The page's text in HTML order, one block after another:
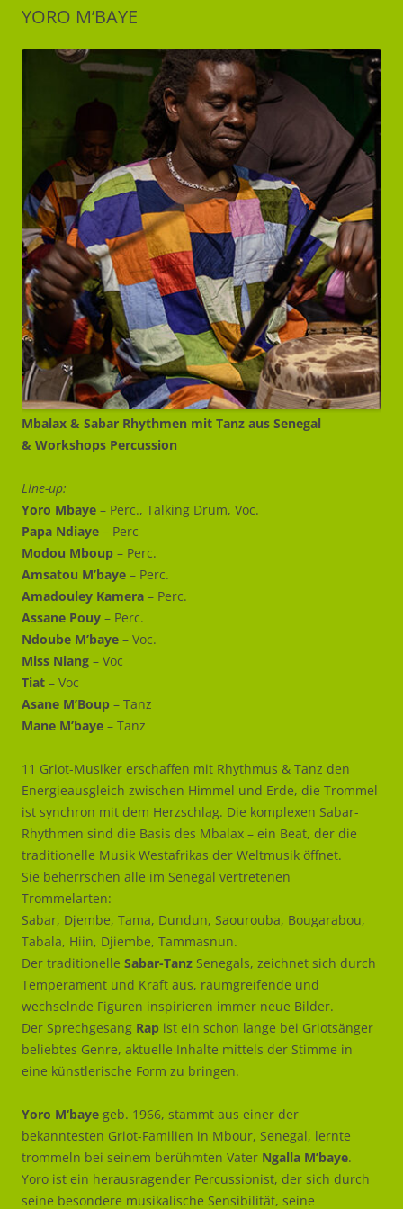
YORO M’BAYE
Mbalax & Sabar Rhythmen mit Tanz aus Senegal
& Workshops Percussion
LIne-up:
Yoro Mbaye – Perc., Talking Drum, Voc.
Papa Ndiaye – Perc
Modou Mboup – Perc.
Amsatou M’baye – Perc.
Amadouley Kamera – Perc.
Assane Pouy – Perc.
Ndoube M’baye – Voc.
Miss Niang – Voc
Tiat – Voc
Asane M’Boup – Tanz
Mane M’baye – Tanz
11 Griot-Musiker erschaffen mit Rhythmus & Tanz den
Energieausgleich zwischen Himmel und Erde, die Trommel
ist synchron mit dem Herzschlag. Die komplexen Sabar-
Rhythmen sind die Basis des Mbalax – ein Beat, der die
traditionelle Musik Westafrikas der Weltmusik öffnet.
Sie beherrschen alle im Senegal vertretenen
Trommelarten:
Sabar, Djembe, Tama, Dundun, Saourouba, Bougarabou,
Tabala, Hiin, Djiembe, Tammasnun.
Der traditionelle Sabar-Tanz Senegals, zeichnet sich durch
Temperament und Kraft aus, raumgreifende und
wechselnde Figuren inspirieren immer neue Bilder.
Der Sprechgesang Rap ist ein schon lange bei Griotsänger
beliebtes Genre, aktuelle Inhalte mittels der Stimme in
eine künstlerische Form zu bringen.
Yoro M‘baye geb. 1966, stammt aus einer der
bekanntesten Griot-Familien in Mbour, Senegal, lernte
trommeln bei seinem berühmten Vater Ngalla M’baye.
Yoro ist ein herausragender Percussionist, der sich durch
seine besondere musikalische Sensibilität, seine